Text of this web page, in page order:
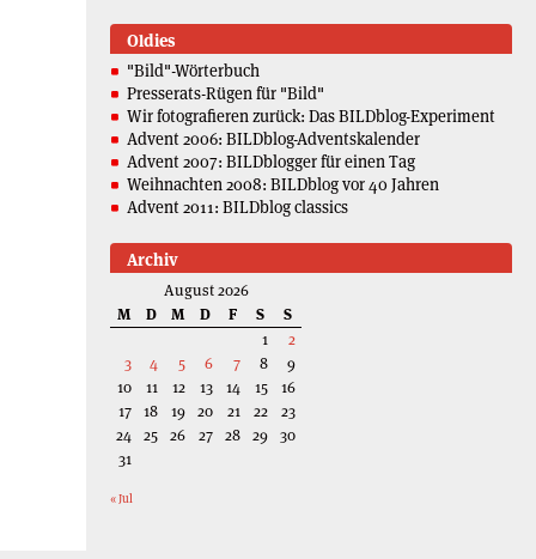
Oldies
"Bild"-Wörterbuch
Presserats-Rügen für "Bild"
Wir fotografieren zurück: Das BILDblog-Experiment
Advent 2006: BILDblog-Adventskalender
Advent 2007: BILDblogger für einen Tag
Weihnachten 2008: BILDblog vor 40 Jahren
Advent 2011: BILDblog classics
Archiv
August 2026
M
D M D F S
S
1
2
3
4 5 6 7 8
9
10
11 12 13 14 15
16
17 18 19 20 21 22
23
24 25 26 27 28 29 30
31
« Jul